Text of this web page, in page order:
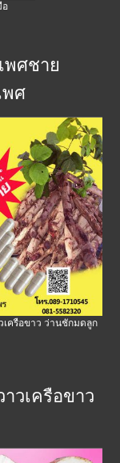
อ
พศชาย
พศ
เครือขาว ว่านชักมดลูก
วเครือขาว